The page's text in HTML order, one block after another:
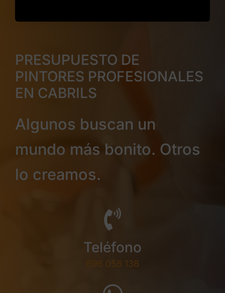
PRESUPUESTO DE
PINTORES PROFESIONALES
EN CABRILS
Algunos buscan un
mundo más bonito. Otros
lo creamos.
Teléfono
696 056 138